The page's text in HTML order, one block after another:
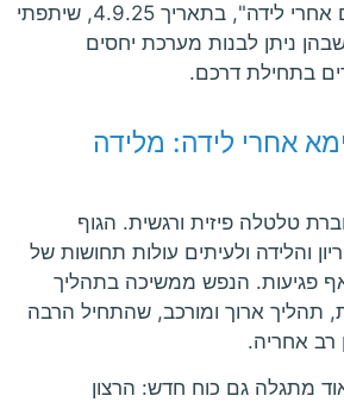
לבניית אמון עם הורים אחרי לידה", בתאריך 4.9.25, שיתפתי
ניתן לבנות מערכת יחסים
בתחילת דרכם.
אחרי לידה: מלידה
טלטלה פיזית ורגשית. הגוף
והלידה ולעיתים עולות תחושות של
פגיעות. הנפש ממשיכה בתהליך
תהליך ארוך ומורכב, שהתחיל הרבה
רב אחריה.
מתגלה גם כוח חדש: הרצון